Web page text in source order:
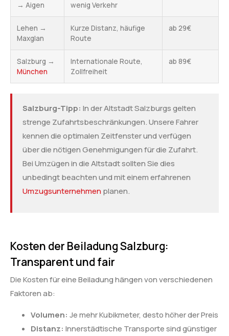
→ Aigen
wenig Verkehr
Lehen →
Maxglan
Kurze Distanz, häufige
Route
ab 29€
Salzburg →
München
Internationale Route,
Zollfreiheit
ab 89€
Salzburg-Tipp: In der Altstadt Salzburgs gelten
strenge Zufahrtsbeschränkungen. Unsere Fahrer
kennen die optimalen Zeitfenster und verfügen
über die nötigen Genehmigungen für die Zufahrt.
Bei Umzügen in die Altstadt sollten Sie dies
unbedingt beachten und mit einem erfahrenen
Umzugsunternehmenplanen.
Kosten der Beiladung Salzburg:
Transparent und fair
Die Kosten für eine Beiladung hängen von verschiedenen
Faktoren ab:
Volumen: Je mehr Kubikmeter, desto höher der Preis
Distanz: Innerstädtische Transporte sind günstiger